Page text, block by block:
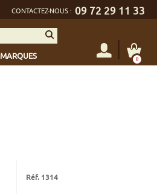
CONTACTEZ-NOUS : 09 72 29 11 33
MARQUES 0
Réf. 1314